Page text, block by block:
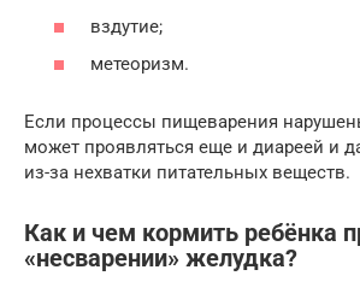
вздутие;
метеоризм.
Если процессы пищеварения
может проявляться еще и диареей и
из-за нехватки питательных веществ.
Как и чем кормить ребёнка
«несварении» желудка?